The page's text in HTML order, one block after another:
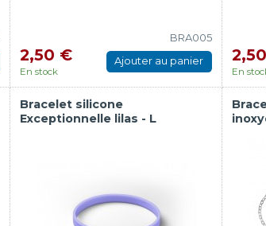
BRA005
2,50 €
En stock
Ajouter au panier
En
Bracelet silicone
Exceptionnelle lilas - L